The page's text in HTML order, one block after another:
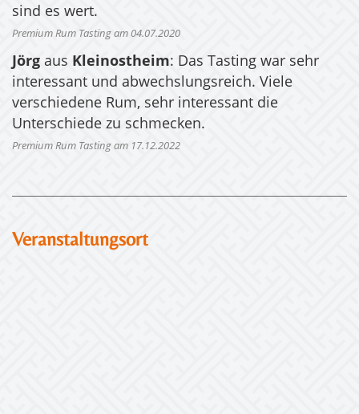
sind es wert.
Premium Rum Tasting am 04.07.2020
Jörg aus Kleinostheim: Das Tasting war sehr
interessant und abwechslungsreich. Viele
verschiedene Rum, sehr interessant die
Unterschiede zu schmecken.
Premium Rum Tasting am 17.12.2022
Veranstaltungsort